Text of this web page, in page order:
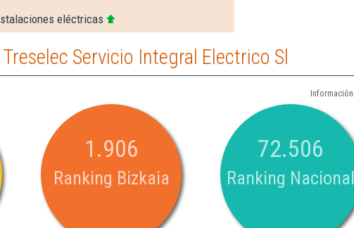
eléctricas
Servicio Integral Electrico Sl
1.906
Ranking Bizkaia
72.506
Ranking Nacional